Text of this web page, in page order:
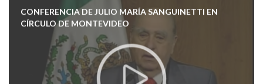
CONFERENCIA DE JULIO MARÍA SANGUINETTI EN
CÍRCULO DE MONTEVIDEO